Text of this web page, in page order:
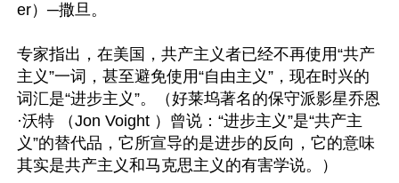
er）─撒旦。
专家指出，在美国，共产主义者已经不再使用“共产
主义”一词，甚至避免使用“自由主义”，现在时兴的
词汇是“进步主义”。（好莱坞著名的保守派影星乔恩
·沃特 （Jon Voight ）曾说：“进步主义”是“共产主
义”的替代品，它所宣导的是进步的反向，它的意味
其实是共产主义和马克思主义的有害学说。）